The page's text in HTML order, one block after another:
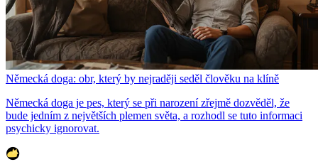
Německá doga: obr, který by nejraději seděl člověku na klíně
Německá doga je pes, který se při narození zřejmě dozvěděl, že
bude jedním z největších plemen světa, a rozhodl se tuto informaci
psychicky ignorovat.